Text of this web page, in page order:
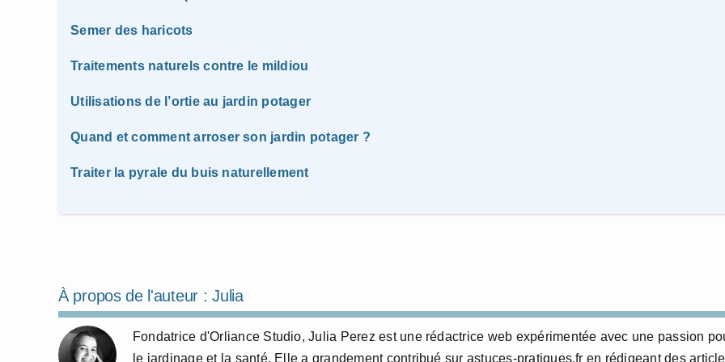
Semer des haricots
Traitements naturels contre le mildiou
Utilisations de l’ortie au jardin potager
Quand et comment arroser son jardin potager ?
Traiter la pyrale du buis naturellement
À propos de l'auteur :Julia
Fondatrice d'Orliance Studio, Julia Perez est une rédactrice web expérimentée avec une passion
le jardinage et la santé. Elle a grandement contribué sur astuces-pratiques.fr en rédigeant des